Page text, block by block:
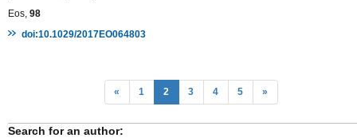
Eos, 98
doi:10.1029/2017EO064803
« 1 2 3 4 5 »
Search for an author: